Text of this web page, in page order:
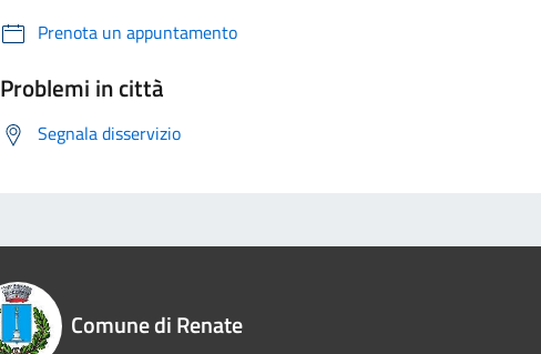
Prenota un appuntamento
Problemi in città
Segnala disservizio
Comune di Renate